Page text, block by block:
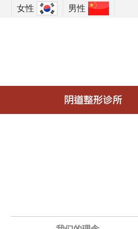
女性 男性